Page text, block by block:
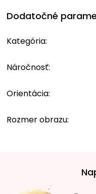
Dodatočné
Kategória:
Náročnosť:
Orientácia:
Rozmer obrazu: